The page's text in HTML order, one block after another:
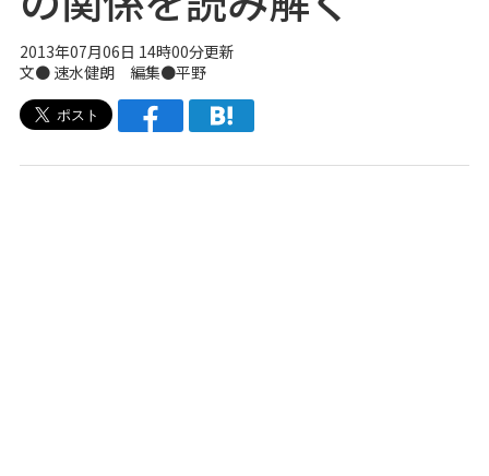
2013年07月06日 14時00分更新
文● 速水健朗 編集●平野